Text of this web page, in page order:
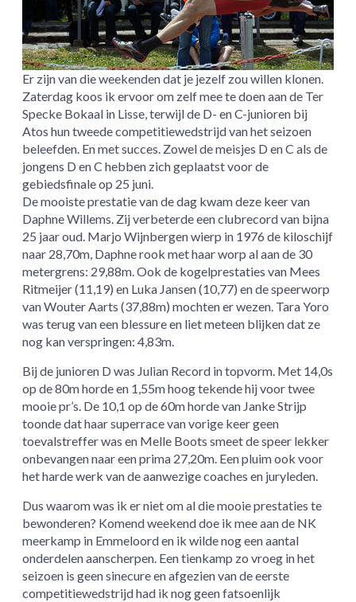
Er zijn van die weekenden dat je jezelf zou willen klonen.
Zaterdag koos ik ervoor om zelf mee te doen aan de Ter
Specke Bokaal in Lisse, terwijl de D- en C-junioren bij
Atos hun tweede competitiewedstrijd van het seizoen
beleefden. En met succes. Zowel de meisjes D en C als de
jongens D en C hebben zich geplaatst voor de
gebiedsfinale op 25 juni.
De mooiste prestatie van de dag kwam deze keer van
Daphne Willems. Zij verbeterde een clubrecord van bijna
25 jaar oud. Marjo Wijnbergen wierp in 1976 de kiloschijf
naar 28,70m, Daphne rook met haar worp al aan de 30
metergrens: 29,88m. Ook de kogelprestaties van Mees
Ritmeijer (11,19) en Luka Jansen (10,77) en de speerworp
van Wouter Aarts (37,88m) mochten er wezen. Tara Yoro
was terug van een blessure en liet meteen blijken dat ze
nog kan verspringen: 4,83m.
Bij de junioren D was Julian Record in topvorm. Met 14,0s
op de 80m horde en 1,55m hoog tekende hij voor twee
mooie pr’s. De 10,1 op de 60m horde van Janke Strijp
toonde dat haar superrace van vorige keer geen
toevalstreffer was en Melle Boots smeet de speer lekker
onbevangen naar een prima 27,20m. Een pluim ook voor
het harde werk van de aanwezige coaches en juryleden.
Dus waarom was ik er niet om al die mooie prestaties te
bewonderen? Komend weekend doe ik mee aan de NK
meerkamp in Emmeloord en ik wilde nog een aantal
onderdelen aanscherpen. Een tienkamp zo vroeg in het
seizoen is geen sinecure en afgezien van de eerste
competitiewedstrijd had ik nog geen fatsoenlijk